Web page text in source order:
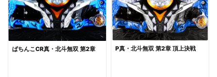
ぱちんこCR真・北斗無双 第2章 P真・北斗無双 第2章 頂上決戦